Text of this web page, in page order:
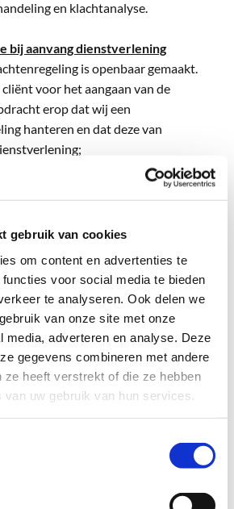
gebruik van cookies
om content en advertenties te
voor social media te bieden
te analyseren. Ook delen we
van onze site met onze
media, adverteren en analyse. Deze
gegevens combineren met andere
ze heeft verstrekt of die ze hebben
uw gebruik van hun services.
en klachtanalyse.
bij aanvang dienstverlening
is openbaar gemaakt.
voor het aangaan van de
erop dat wij een
hanteren en dat deze van
in art. 1 van deze
die na behandeling niet zijn
het Arrondissement Rotterdam.
kantoor benadert met een klacht,
naar mr. H.M. Hueting
te Brielle), die daarmee optreedt
stelt degene over wie is
het indienen van de klacht en stelt de
geklaagd tracht samen met de cliënt
al dan niet na tussenkomst van